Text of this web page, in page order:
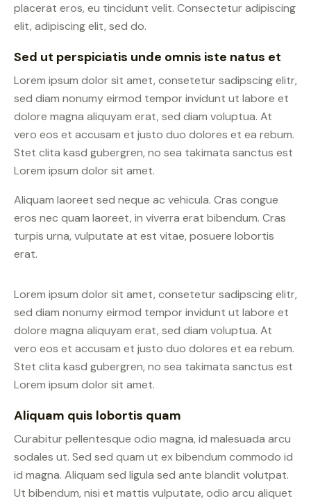
placerat eros, eu tincidunt velit. Consectetur adipiscing
elit, adipiscing elit, sed do.
Sed ut perspiciatis unde omnis iste natus et
Lorem ipsum dolor sit amet, consetetur sadipscing elitr,
sed diam nonumy eirmod tempor invidunt ut labore et
dolore magna aliquyam erat, sed diam voluptua. At
vero eos et accusam et justo duo dolores et ea rebum.
Stet clita kasd gubergren, no sea takimata sanctus est
Lorem ipsum dolor sit amet.
Aliquam laoreet sed neque ac vehicula. Cras congue
eros nec quam laoreet, in viverra erat bibendum. Cras
turpis urna, vulputate at est vitae, posuere lobortis
erat.
Lorem ipsum dolor sit amet, consetetur sadipscing elitr,
sed diam nonumy eirmod tempor invidunt ut labore et
dolore magna aliquyam erat, sed diam voluptua. At
vero eos et accusam et justo duo dolores et ea rebum.
Stet clita kasd gubergren, no sea takimata sanctus est
Lorem ipsum dolor sit amet.
Aliquam quis lobortis quam
Curabitur pellentesque odio magna, id malesuada arcu
sodales ut. Sed sed quam ut ex bibendum commodo id
id magna. Aliquam sed ligula sed ante blandit volutpat.
Ut bibendum, nisi et mattis vulputate, odio arcu aliquet